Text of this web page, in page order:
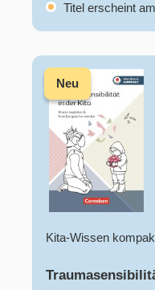
Titel erscheint
Traumasensibilität
Neu
Kita-Wissen